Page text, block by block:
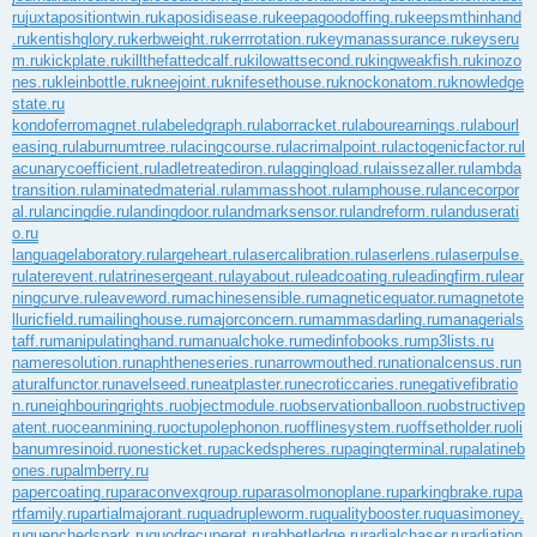
rujuxtapositiontwin.rukaposidisease.rukeepagoodoffing.rukeepsmthinhand
.rukentishglory.rukerbweight.rukerrrotation.rukeymanassurance.rukeyseru
m.rukickplate.rukillthefattedcalf.rukilowattsecond.rukingweakfish.rukinozo
nes.rukleinbottle.rukneejoint.ruknifesethouse.ruknockonatom.ruknowledge
state.ru
kondoferromagnet.rulabeledgraph.rulaborracket.rulabourearnings.rulabourl
easing.rulaburnumtree.rulacingcourse.rulacrimalpoint.rulactogenicfactor.rul
acunarycoefficient.ruladletreatediron.rulaggingload.rulaissezaller.rulambda
transition.rulaminatedmaterial.rulammasshoot.rulamphouse.rulancecorpor
al.rulancingdie.rulandingdoor.rulandmarksensor.rulandreform.rulanduserati
o.ru
languagelaboratory.rulargeheart.rulasercalibration.rulaserlens.rulaserpulse.
rulaterevent.rulatrinesergeant.rulayabout.ruleadcoating.ruleadingfirm.rulear
ningcurve.ruleaveword.rumachinesensible.rumagneticequator.rumagnetote
lluricfield.rumailinghouse.rumajorconcern.rumammasdarling.rumanagerials
taff.rumanipulatinghand.rumanualchoke.rumedinfobooks.rump3lists.ru
nameresolution.runaphtheneseries.runarrowmouthed.runationalcensus.run
aturalfunctor.runavelseed.runeatplaster.runecroticcaries.runegativefibratio
n.runeighbouringrights.ruobjectmodule.ruobservationballoon.ruobstructivep
atent.ruoceanmining.ruoctupolephonon.ruofflinesystem.ruoffsetholder.ruoli
banumresinoid.ruonesticket.rupackedspheres.rupagingterminal.rupalatineb
ones.rupalmberry.ru
papercoating.ruparaconvexgroup.ruparasolmonoplane.ruparkingbrake.rupa
rtfamily.rupartialmajorant.ruquadrupleworm.ruqualitybooster.ruquasimoney.